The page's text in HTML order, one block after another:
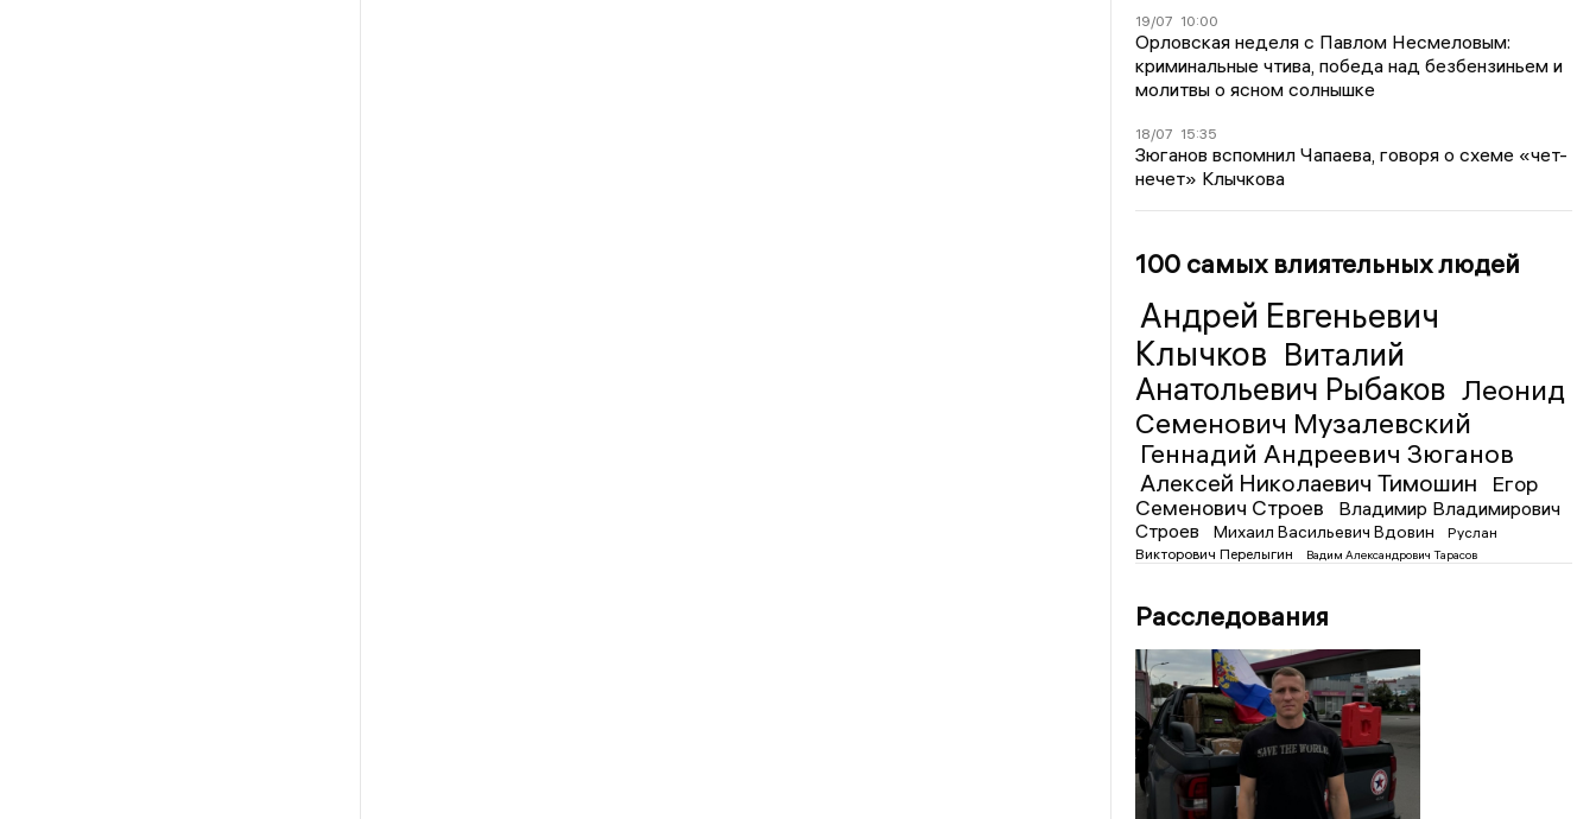
19/07 10:00
Орловская неделя с Павлом Несмеловым:
криминальные чтива, победа над безбензиньем и
молитвы о ясном солнышке
18/07 15:35
Зюганов вспомнил Чапаева, говоря о схеме «чет-
нечет» Клычкова
100 самых влиятельных людей
Андрей Евгеньевич
Клычков Виталий
Анатольевич Рыбаков Леонид
Семенович Музалевский
Геннадий Андреевич Зюганов
Алексей Николаевич Тимошин
Егор
Семенович Строев
Владимир Владимирович
Строев
Михаил Васильевич Вдовин
Руслан
Викторович Перелыгин
Вадим Александрович Тарасов
Расследования